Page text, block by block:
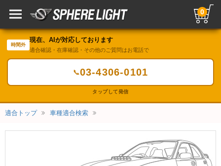
0
時間外
現在、AIが対応しております
適合確認・在庫確認・その他のご質問はお電話で
📞03-4306-0101
タップして発信
適合トップ 車種適合検索